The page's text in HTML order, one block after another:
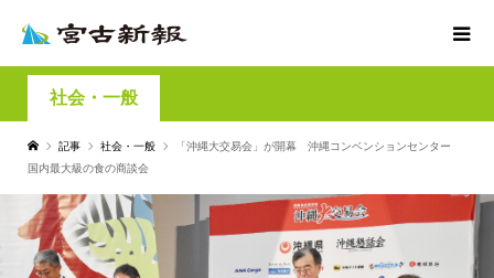
社会・一般
記事 社会・一般
「沖縄大交易会」が開幕 沖縄コンベンションセンター
国内最大級の食の商談会